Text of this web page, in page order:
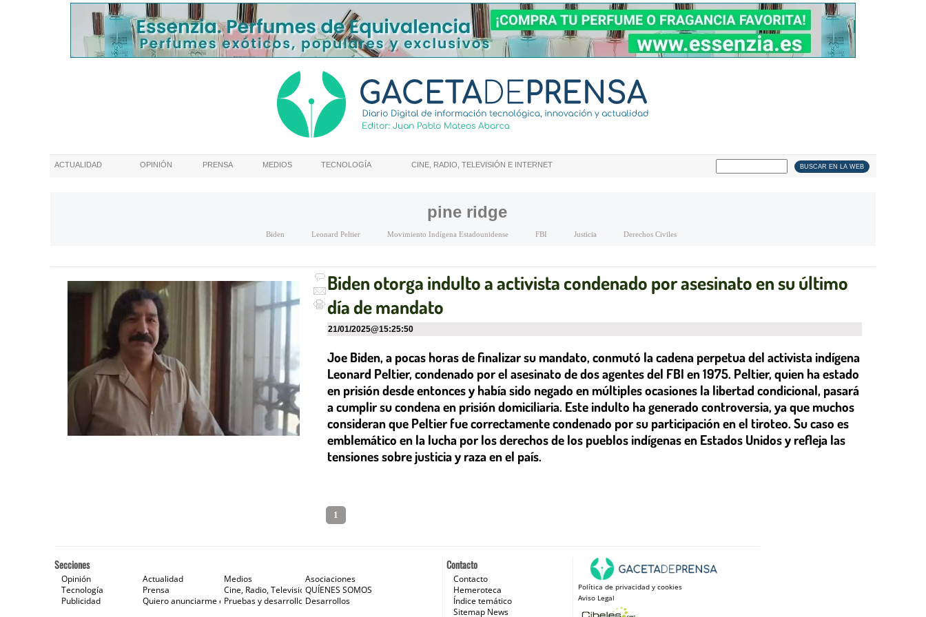
ACTUALIDAD OPINIÓN PRENSA MEDIOS TECNOLOGÍA CINE, RADIO, TELEVISIÓN E INTERNET
pine ridge
Biden Leonard Peltier Movimiento Indígena Estadounidense FBI Justicia Derechos Civiles
Biden otorga indulto a activista condenado por asesinato en su último
día de mandato
21/01/2025@15:25:50
Joe Biden, a pocas horas de finalizar su mandato, conmutó la cadena perpetua del activista indígena
Leonard Peltier, condenado por el asesinato de dos agentes del FBI en 1975. Peltier, quien ha estado
en prisión desde entonces y había sido negado en múltiples ocasiones la libertad condicional, pasará
a cumplir su condena en prisión domiciliaria. Este indulto ha generado controversia, ya que muchos
consideran que Peltier fue correctamente condenado por su participación en el tiroteo. Su caso es
emblemático en la lucha por los derechos de los pueblos indígenas en Estados Unidos y refleja las
tensiones sobre justicia y raza en el país.
1
Contacto
Contacto
Hemeroteca
Índice temático
Sitemap News
Política de privacidad y cookies
Aviso Legal
Secciones
Opinión Actualidad Medios
Asociaciones
Tecnología
Prensa Cine, Radio, Televisión e Internet
QUÍENES SOMOS
Publicidad
Quiero anunciarme en Gaceta de Prensa
Pruebas y desarrollosDesarrollos